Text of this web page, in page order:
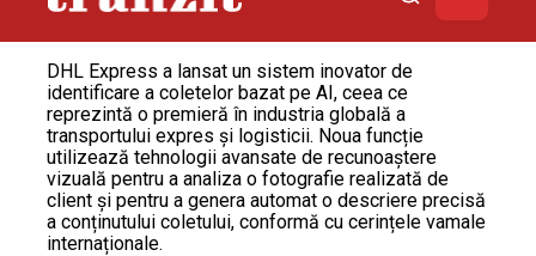
DHL Express a lansat un sistem inovator de
identificare a coletelor bazat pe AI, ceea ce
reprezintă o premieră în industria globală a
transportului expres și logisticii. Noua funcție
utilizează tehnologii avansate de recunoaștere
vizuală pentru a analiza o fotografie realizată de
client și pentru a genera automat o descriere precisă
a conținutului coletului, conformă cu cerințele vamale
internaționale.